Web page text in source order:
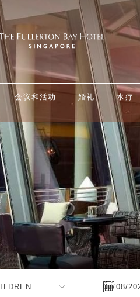
会议和活动 婚礼 水疗